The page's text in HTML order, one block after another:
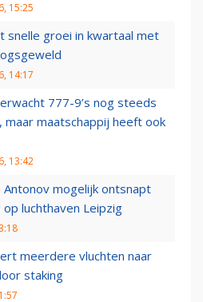
15:25
snelle groei in kwartaal met
14:17
777-9’s nog steeds
maar maatschappij heeft ook
13:42
Antonov mogelijk ontsnapt
op luchthaven Leipzig
meerdere vluchten naar
staking